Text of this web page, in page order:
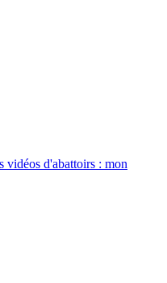
vidéos d'abattoirs : mon